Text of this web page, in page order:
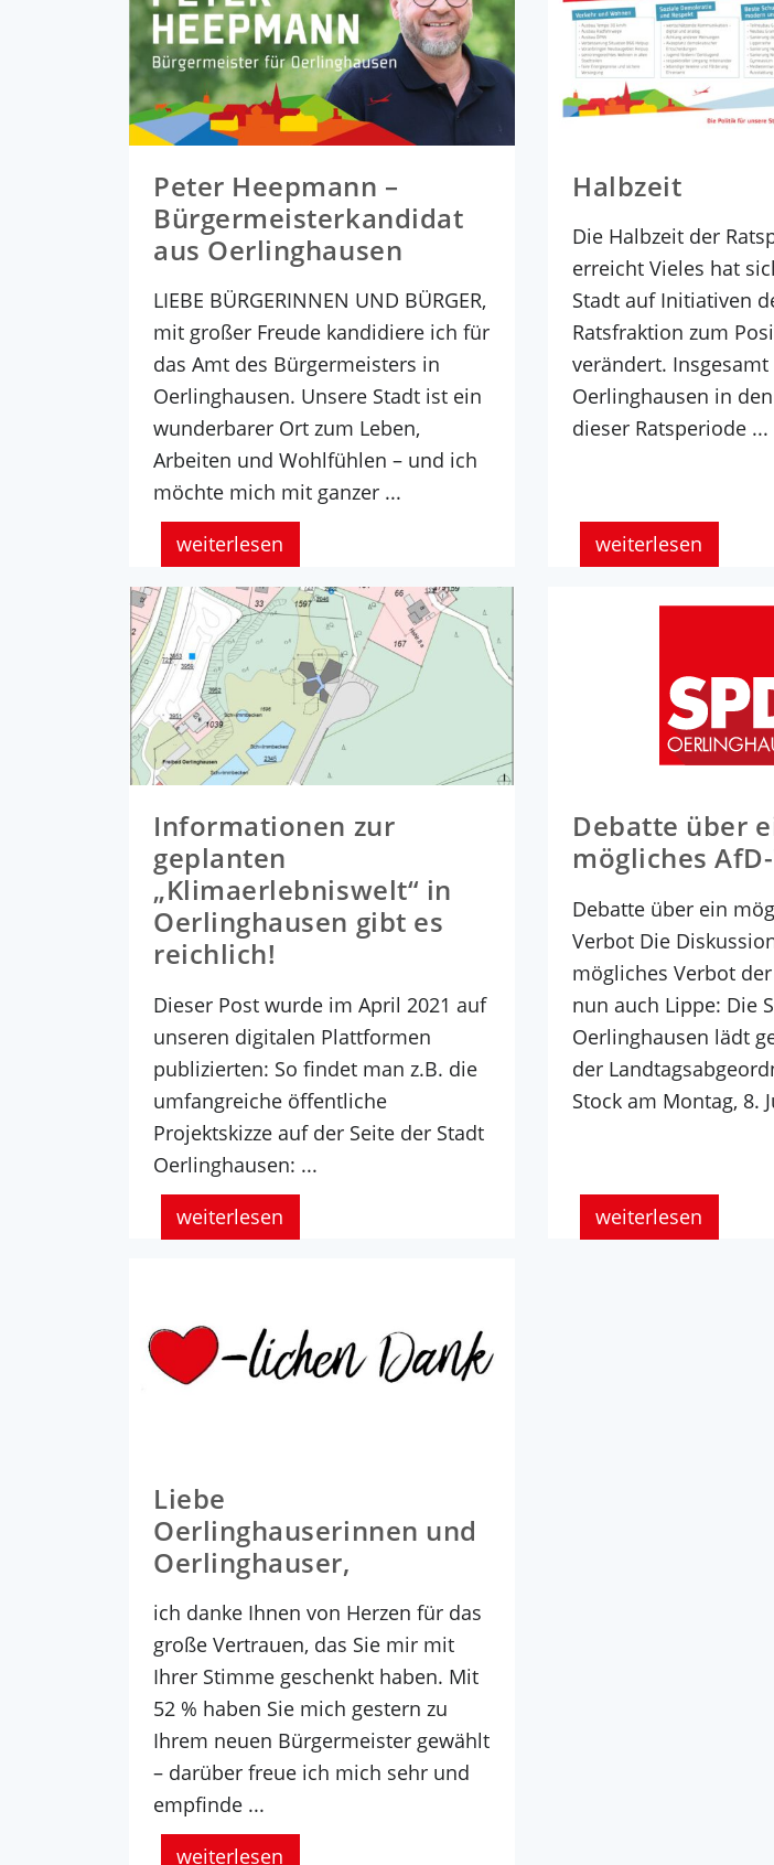
Peter Heepmann –
Bürgermeisterkandidat
aus Oerlinghausen
LIEBE BÜRGERINNEN UND BÜRGER,
mit großer Freude kandidiere ich für
das Amt des Bürgermeisters in
Oerlinghausen. Unsere Stadt ist ein
wunderbarer Ort zum Leben,
Arbeiten und Wohlfühlen – und ich
möchte mich mit ganzer ...
weiterlesen
Halbzeit
Die Halbzeit der
erreicht Vieles hat
Stadt auf Initiativen
Ratsfraktion zum
verändert. Insgesamt
Oerlinghausen in
dieser Ratsperiode ...
weiterlesen
Informationen zur
geplanten
„Klimaerlebniswelt“ in
Oerlinghausen gibt es
reichlich!
Dieser Post wurde im April 2021 auf
unseren digitalen Plattformen
publizierten: So findet man z.B. die
umfangreiche öffentliche
Projektskizze auf der Seite der Stadt
Oerlinghausen: ...
weiterlesen
Debatte über
mögliches
Debatte über ein
Verbot Die
mögliches Verbot
nun auch Lippe: Die
Oerlinghausen lädt
der
Stock am Montag, 8.
weiterlesen
Liebe
Oerlinghauserinnen und
Oerlinghauser,
ich danke Ihnen von Herzen für das
große Vertrauen, das Sie mir mit
Ihrer Stimme geschenkt haben. Mit
52 % haben Sie mich gestern zu
Ihrem neuen Bürgermeister gewählt
– darüber freue ich mich sehr und
empfinde ...
weiterlesen